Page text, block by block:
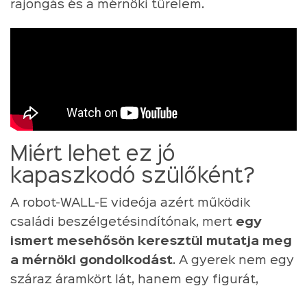
rajongás és a mérnöki türelem.
Miért lehet ez jó
kapaszkodó szülőként?
A robot-WALL-E videója azért működik
családi beszélgetésindítónak, mert egy
ismert mesehősön keresztül mutatja meg
a mérnöki gondolkodást. A gyerek nem egy
száraz áramkört lát, hanem egy figurát,